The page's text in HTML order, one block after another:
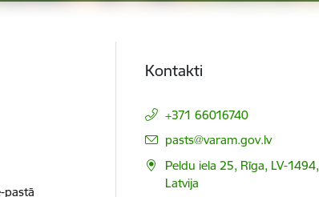
pastā
Kontakti
+371 66016740
E-pasts:
pasts@varam.gov.lv
Peldu iela 25, Rīga, LV-1494,
Latvija